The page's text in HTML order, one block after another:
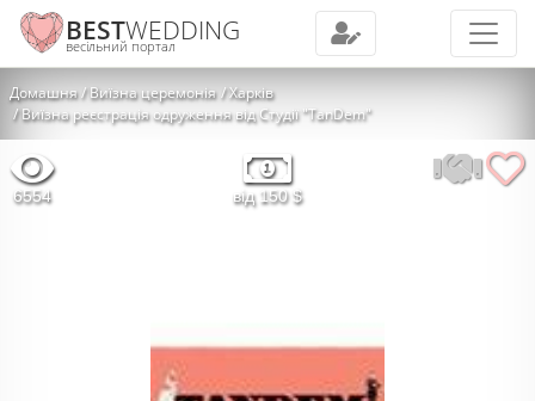
BESTWEDDING
весільний портал
Домашня Виїзна церемонія
Харків
Виїзна реєстрація одруження від Студії "TanDem"
6554 від 150 $